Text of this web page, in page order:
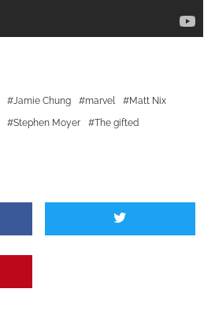
Jamie Chung marvel
Matt Nix
Stephen Moyer
The gifted